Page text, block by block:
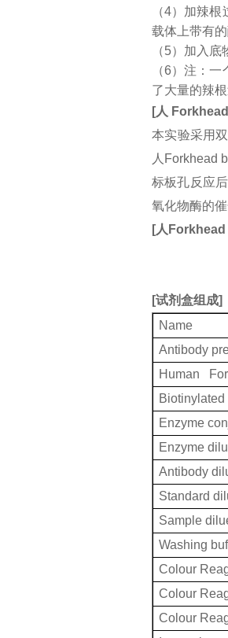
（4）加辣
载体上带有
（5）加入
（6）注：
了大量的辣
[人
本实验采用
人Forkhead
标板孔反应
氧化物酶的
[人
[试剂盒组成]
Name
Antibody
Human
Enzyme
Enzyme
Antibody
Standard
Sample
Washing
Colour
Colour
Colour